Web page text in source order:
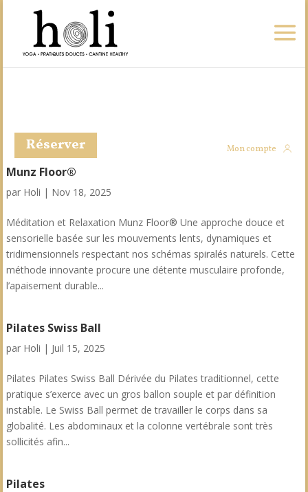
Réserver Mon compte
Munz Floor®
par Holi | Nov 18, 2025
Méditation et Relaxation Munz Floor® Une approche douce et
sensorielle basée sur les mouvements lents, dynamiques et
tridimensionnels respectant nos schémas spiralés naturels. Cette
méthode innovante procure une détente musculaire profonde,
l’apaisement durable...
Pilates Swiss Ball
par Holi | Juil 15, 2025
Pilates Pilates Swiss Ball Dérivée du Pilates traditionnel, cette
pratique s’exerce avec un gros ballon souple et par définition
instable. Le Swiss Ball permet de travailler le corps dans sa
globalité. Les abdominaux et la colonne vertébrale sont très
sollicités afin...
Pilates